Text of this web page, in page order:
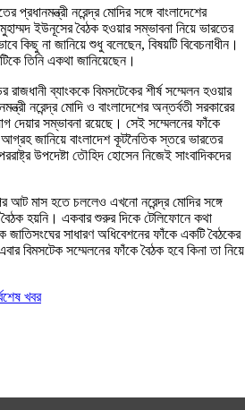
প্রধানমন্ত্রী নরেন্দ্র মোদির সঙ্গে বাংলাদেশের
ইউনূসের বৈঠক হওয়ার সম্ভাবনা নিয়ে ভারতের
কিছু না জানিয়ে শুধু বলেছেন, বিষয়টি বিবেচনাধীন।
তিনি একথা জানিয়েছেন।
ব্যাংককে বিমসটেকের শীর্ষ সম্মেলন হওয়ার
নরেন্দ্র মোদি ও বাংলাদেশের অন্তর্বতী সরকারের
দেয়ার সম্ভাবনা রয়েছে। সেই সম্মেলনের ফাঁকে
জানিয়ে বাংলাদেশ কূটনৈতিক স্তরে ভারতের
উপদেষ্টা তৌহিদ হোসেন নিজেই সাংবাদিকদের
আট মাস হতে চললেও এখনো নরেন্দ্র মোদির সঙ্গে
হয়নি। একবার শুরুর দিকে টেলিফোনে কথা
সাধারণ অধিবেশনের ফাঁকে একটি বৈঠকের
বিমসটেক সম্মেলনের ফাঁকে বৈঠক হবে কিনা তা নিয়ে
খবর